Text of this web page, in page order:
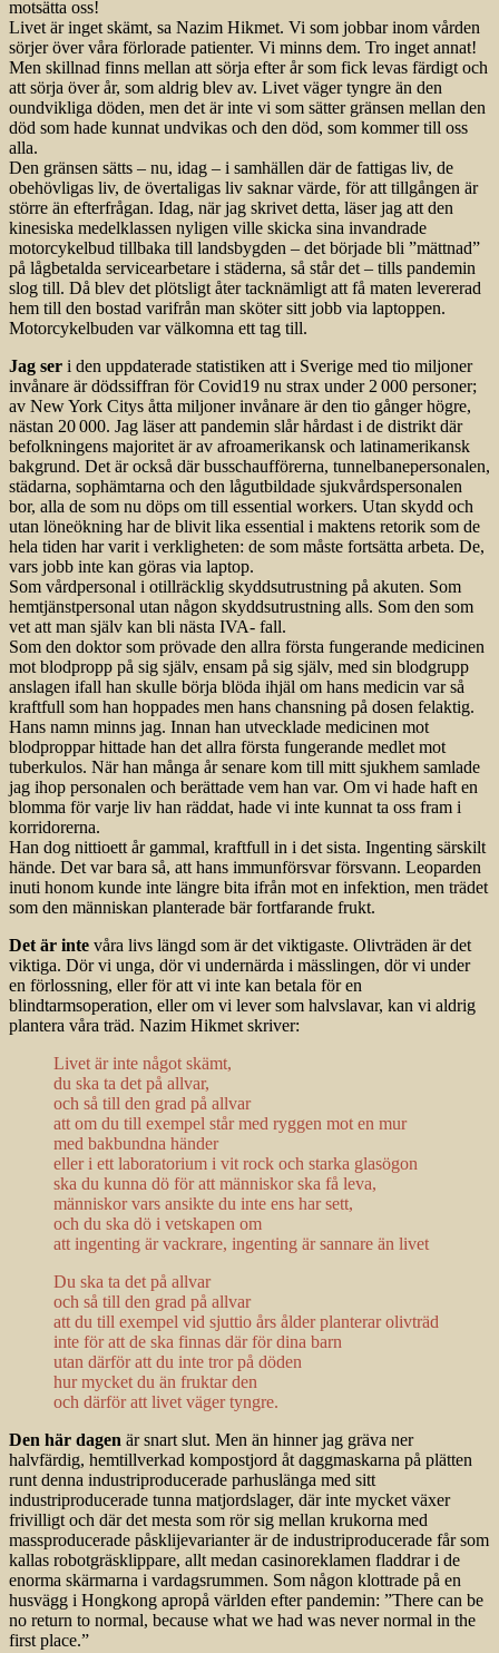
motsätta oss!
Livet är inget skämt, sa Nazim Hikmet. Vi som jobbar inom vården
sörjer över våra förlorade patienter. Vi minns dem. Tro inget annat!
Men skillnad finns mellan att sörja efter år som fick levas färdigt och
att sörja över år, som aldrig blev av. Livet väger tyngre än den
oundvikliga döden, men det är inte vi som sätter gränsen mellan den
död som hade kunnat undvikas och den död, som kommer till oss
alla.
Den gränsen sätts – nu, idag – i samhällen där de fattigas liv, de
obehövligas liv, de övertaligas liv saknar värde, för att tillgången är
större än efterfrågan. Idag, när jag skrivet detta, läser jag att den
kinesiska medelklassen nyligen ville skicka sina invandrade
motorcykelbud tillbaka till landsbygden – det började bli ”mättnad”
på lågbetalda servicearbetare i städerna, så står det – tills pandemin
slog till. Då blev det plötsligt åter tacknämligt att få maten levererad
hem till den bostad varifrån man sköter sitt jobb via laptoppen.
Motorcykelbuden var välkomna ett tag till.
Jag ser i den uppdaterade statistiken att i Sverige med tio miljoner
invånare är dödssiffran för Covid19 nu strax under 2 000 personer;
av New York Citys åtta miljoner invånare är den tio gånger högre,
nästan 20 000. Jag läser att pandemin slår hårdast i de distrikt där
befolkningens majoritet är av afroamerikansk och latinamerikansk
bakgrund. Det är också där busschaufförerna, tunnelbanepersonalen,
städarna, sophämtarna och den lågutbildade sjukvårdspersonalen
bor, alla de som nu döps om till essential workers. Utan skydd och
utan löneökning har de blivit lika essential i maktens retorik som de
hela tiden har varit i verkligheten: de som måste fortsätta arbeta. De,
vars jobb inte kan göras via laptop.
Som vårdpersonal i otillräcklig skyddsutrustning på akuten. Som
hemtjänstpersonal utan någon skyddsutrustning alls. Som den som
vet att man själv kan bli nästa IVA- fall.
Som den doktor som prövade den allra första fungerande medicinen
mot blodpropp på sig själv, ensam på sig själv, med sin blodgrupp
anslagen ifall han skulle börja blöda ihjäl om hans medicin var så
kraftfull som han hoppades men hans chansning på dosen felaktig.
Hans namn minns jag. Innan han utvecklade medicinen mot
blodproppar hittade han det allra första fungerande medlet mot
tuberkulos. När han många år senare kom till mitt sjukhem samlade
jag ihop personalen och berättade vem han var. Om vi hade haft en
blomma för varje liv han räddat, hade vi inte kunnat ta oss fram i
korridorerna.
Han dog nittioett år gammal, kraftfull in i det sista. Ingenting särskilt
hände. Det var bara så, att hans immunförsvar försvann. Leoparden
inuti honom kunde inte längre bita ifrån mot en infektion, men trädet
som den människan planterade bär fortfarande frukt.
Det är inte våra livs längd som är det viktigaste. Olivträden är det
viktiga. Dör vi unga, dör vi undernärda i mässlingen, dör vi under
en förlossning, eller för att vi inte kan betala för en
blindtarmsoperation, eller om vi lever som halvslavar, kan vi aldrig
plantera våra träd. Nazim Hikmet skriver:
Livet är inte något skämt,
du ska ta det på allvar,
och så till den grad på allvar
att om du till exempel står med ryggen mot en mur
med bakbundna händer
eller i ett laboratorium i vit rock och starka glasögon
ska du kunna dö för att människor ska få leva,
människor vars ansikte du inte ens har sett,
och du ska dö i vetskapen om
att ingenting är vackrare, ingenting är sannare än livet
Du ska ta det på allvar
och så till den grad på allvar
att du till exempel vid sjuttio års ålder planterar olivträd
inte för att de ska finnas där för dina barn
utan därför att du inte tror på döden
hur mycket du än fruktar den
och därför att livet väger tyngre.
Den här dagen är snart slut. Men än hinner jag gräva ner
halvfärdig, hemtillverkad kompostjord åt daggmaskarna på plätten
runt denna industriproducerade parhuslänga med sitt
industriproducerade tunna matjordslager, där inte mycket växer
frivilligt och där det mesta som rör sig mellan krukorna med
massproducerade påsklijevarianter är de industriproducerade får som
kallas robotgräsklippare, allt medan casinoreklamen fladdrar i de
enorma skärmarna i vardagsrummen. Som någon klottrade på en
husvägg i Hongkong apropå världen efter pandemin: ”There can be
no return to normal, because what we had was never normal in the
first place.”